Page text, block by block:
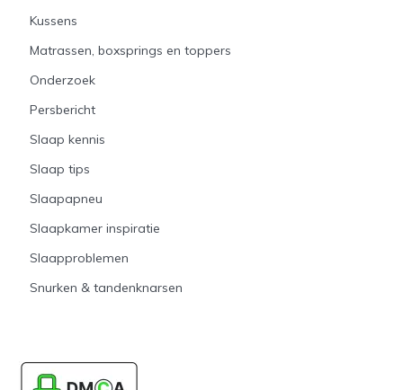
Kussens
Matrassen, boxsprings en toppers
Onderzoek
Persbericht
Slaap kennis
Slaap tips
Slaapapneu
Slaapkamer inspiratie
Slaapproblemen
Snurken & tandenknarsen